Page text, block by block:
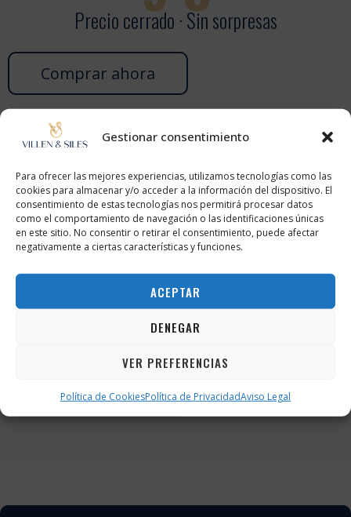
Gestionar consentimiento
Para ofrecer las mejores experiencias, utilizamos tecnologías como las
cookies para almacenar y/o acceder a la información del dispositivo. El
consentimiento de estas tecnologías nos permitirá procesar datos
como el comportamiento de navegación o las identificaciones únicas
en este sitio. No consentir o retirar el consentimiento, puede afectar
negativamente a ciertas características y funciones.
ACEPTAR
DENEGAR
VER PREFERENCIAS
Política de CookiesPolítica de PrivacidadAviso Legal
Precio cerrado · Sin sorpresas
Comprar ahora
TRÁMITE PUNTUAL
ALTA DE AUTÓNOMO ·
TODO INCLUIDO
79€
Precio cerrado · Sin sorpresas
Comprar ahora